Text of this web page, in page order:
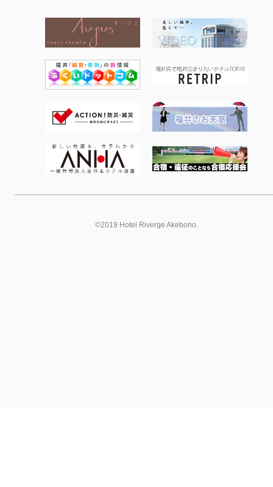
©2019 Hotel Riverge Akebono.